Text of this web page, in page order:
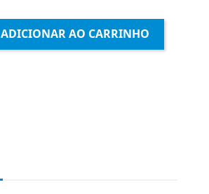
ADICIONAR AO CARRINHO